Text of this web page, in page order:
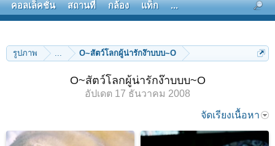
รูปภาพ ... O~สัตว์โลกผู้น่ารักง๊าบบบ~O
O~สัตว์โลกผู้น่ารักง๊าบบบ~O
อัปเดต 17 ธันวาคม 2008
จัดเรียงเนื้อหา
คอลเล็คชั่น สถานที่ กล้อง แท็ก ...